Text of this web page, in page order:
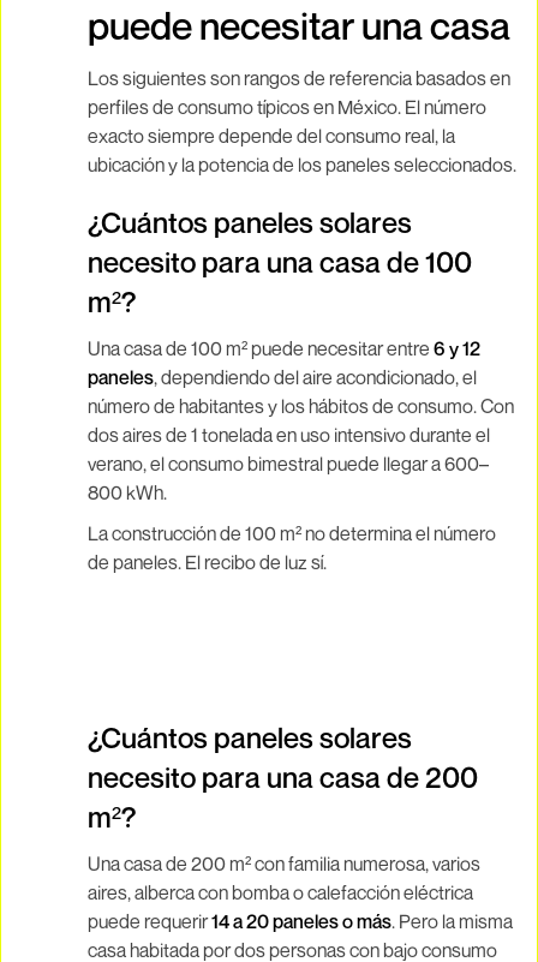
puede necesitar una casa
Los siguientes son rangos de referencia basados en
perfiles de consumo típicos en México. El número
exacto siempre depende del consumo real, la
ubicación y la potencia de los paneles seleccionados.
¿Cuántos paneles solares
necesito para una casa de 100
m²?
Una casa de 100 m² puede necesitar entre 6 y 12
paneles, dependiendo del aire acondicionado, el
número de habitantes y los hábitos de consumo. Con
dos aires de 1 tonelada en uso intensivo durante el
verano, el consumo bimestral puede llegar a 600–
800 kWh.
La construcción de 100 m² no determina el número
de paneles. El recibo de luz sí.
¿Cuántos paneles solares
necesito para una casa de 200
m²?
Una casa de 200 m² con familia numerosa, varios
aires, alberca con bomba o calefacción eléctrica
puede requerir14 a 20 paneles o más. Pero la misma
casa habitada por dos personas con bajo consumo